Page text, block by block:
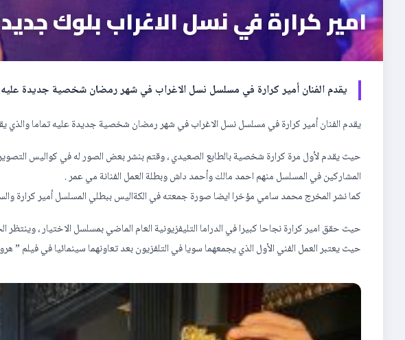
امير كرارة في نسل الاغراب بلوك
يقدم الفنان أمير كرارة في مسلسل نسل الاغراب في شهر رمضان شخصية جديدة عليه
يقدم الفنان أمير كرارة في مسلسل نسل الاغراب في شهر رمضان شخصية جديدة عليه تماما والذي
حيث يقدم لأول مرة كرارة شخصية بالطابع الصعيدي ، وقتم بنشر بعض الصور له في كواليس
المشاركين في المسلسل منهم احمد مالك وأحمد داش وبطلة العمل الفنانة مي عمر .
كما نشر المخرج محمد سامي مؤخرا ايضا صورة جمعته في الكةاليس ببطلي المسلسل أمير كرارة
حيث حقق امير كرارة نجاحا كبيرا في الدراما التليفزيونية العام الماضي بمسلسل الاختيار ،
حيث يعتبر العمل الفني الأول الذي يجمعهما سويا في التلفزيون بعد تعاونهما سينمائيا في فيلم